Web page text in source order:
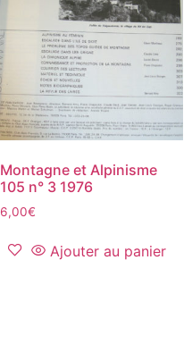
Montagne et Alpinisme
105 n° 3 1976
6,00€
Ajouter au panier